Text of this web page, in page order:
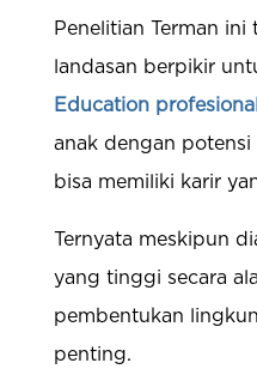
Penelitian Terman ini
landasan berpikir
Education profesional
anak dengan
bisa memiliki karir
Ternyata meskipun
yang tinggi secara
pembentukan
penting.